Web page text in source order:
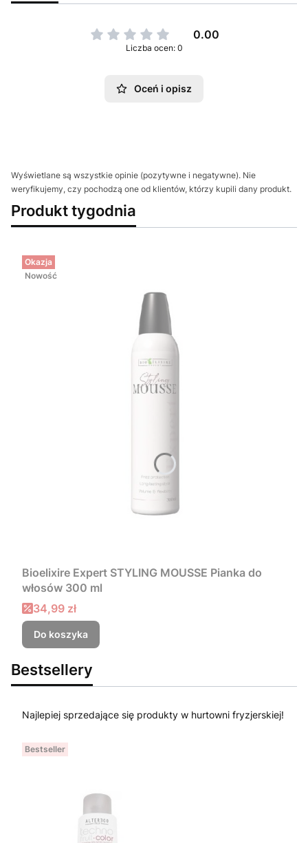
0.00
Liczba ocen: 0
Oceń i opisz
Wyświetlane są wszystkie opinie (pozytywne i negatywne). Nie
weryfikujemy, czy pochodzą one od klientów, którzy kupili dany produkt.
Produkt tygodnia
Okazja
Nowość
Bioelixire Expert STYLING MOUSSE Pianka do
włosów 300 ml
Cena promocyjna
34,99 zł
Do koszyka
Bestsellery
Najlepiej sprzedające się produkty w hurtowni fryzjerskiej!
Bestseller